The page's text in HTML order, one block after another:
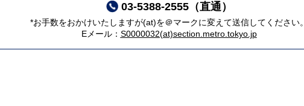
03-5388-2555（直通）
*お手数をおかけいたしますが(at)を＠マークに変えて送信してください
Eメール： S0000032(at)section.metro.tokyo.jp